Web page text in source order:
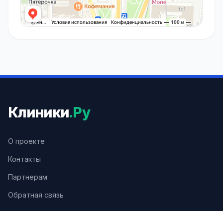
Клиники.Ру
О проекте
Контакты
Партнерам
Обратная связь